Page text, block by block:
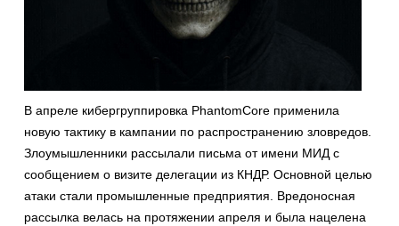
В апреле кибергруппировка PhantomCore применила
новую тактику в кампании по распространению зловредов.
Злоумышленники рассылали письма от имени МИД с
сообщением о визите делегации из КНДР. Основной целью
атаки стали промышленные предприятия. Вредоносная
рассылка велась на протяжении апреля и была нацелена